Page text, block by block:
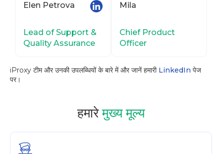
Elen Petrova
Lead of Support &
Quality Assurance
Mila
Chief Product
Officer
iProxy टीम और उनकी उपलब्धियों के बारे में और जानें हमारी LinkedIn पेज
पर।
हमारे मुख्य मूल्य